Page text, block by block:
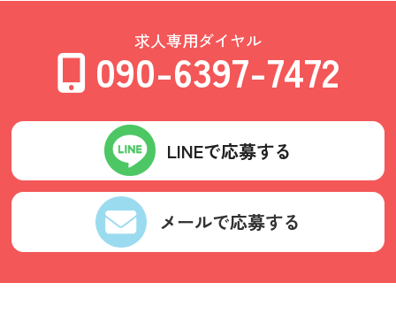
求人専用ダイヤル
090-6397-7472
LINEで応募する
メールで応募する